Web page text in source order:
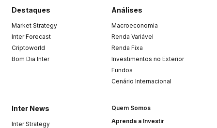
Destaques
Market Strategy
Inter Forecast
Criptoworld
Bom Dia Inter
Análises
Macroeconomia
Renda Variável
Renda Fixa
Investimentos no Exterior
Fundos
Cenário Internacional
Inter News
Inter Strategy
Quem Somos
Aprenda a Investir